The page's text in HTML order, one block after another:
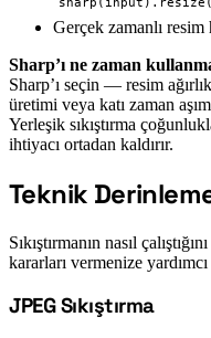
Gerçek zamanlı
Sharp’ı ne zaman
Sharp’ı seçin — resim
üretimi veya katı zaman
Yerleşik sıkıştırma
ihtiyacı ortadan kaldırır.
#
Teknik
Sıkıştırmanın nasıl
kararları vermenize
#
JPEG Sıkıştırma